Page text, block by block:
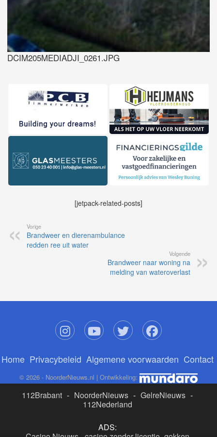
DCIM205MEDIADJI_0261.JPG
[jetpack-related-posts]
Vorige
Brandweer en dierenambulance
redden ree uit water
Volgende
Brandweer naar woning na
melding van wateroverlast
Home Privacybeleid Algemene voorwaarden Contact
© 2026 - NoorderNieuws.nl | Ontwikkeling:
112Brabant - NoorderNieuws - GelreNieuws -
112Nederland
ADS: